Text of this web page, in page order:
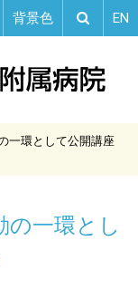
背景色 EN
一環として公開講座
の一環とし